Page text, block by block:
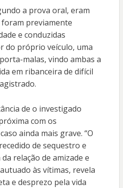
a prova oral, eram
previamente
e conduzidas
do próprio veículo, uma
malas, vindo ambas a
em ribanceira de difícil
de o investigado
com os
ainda mais grave. “O
de sequestro e
relação de amizade e
às vítimas, revela
e desprezo pela vida